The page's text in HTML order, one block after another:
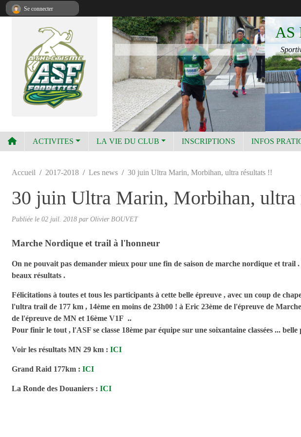
AS
ACTIVITES LA VIE DU CLUB INSCRIPTIONS INFOS
Accueil 2017-2018 Les news 30 juin Ultra Marin, Morbihan, ultra résultats !!
30 juin Ultra Marin, Morbihan, ultra
Publiée le 02 juil. 2018 par Olivier BOUVET
Marche Nordique et trail à l'honneur
On ne pouvait pas demander mieux pour une fin de saison de marche nordique et
beaux résultats .
Félicitations à toutes et tous les participants à cette belle épreuve , avec un coup de
l'ultra trail de 177 km , 14ème en moins de 23h00 ! à Eric 23ème de l'épreuve de
de l'épreuve de MN et 16ème V1F ..
Pour finir le tout , l'ASF se classe 18ème par équipe sur une soixantaine classées ... belle
Voir les résultats MN 29 km : ICI
Grand Raid 177km : ICI
La Ronde des Douaniers : ICI
Se connecter
Panneau de gestion des cookies